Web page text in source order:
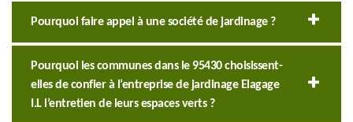
Pourquoi faire appel à une société de jardinage ?
Pourquoi les communes dans le 95430 choisissent-
elles de confier à l’entreprise de jardinage Elagage
I.L l’entretien de leurs espaces verts ?